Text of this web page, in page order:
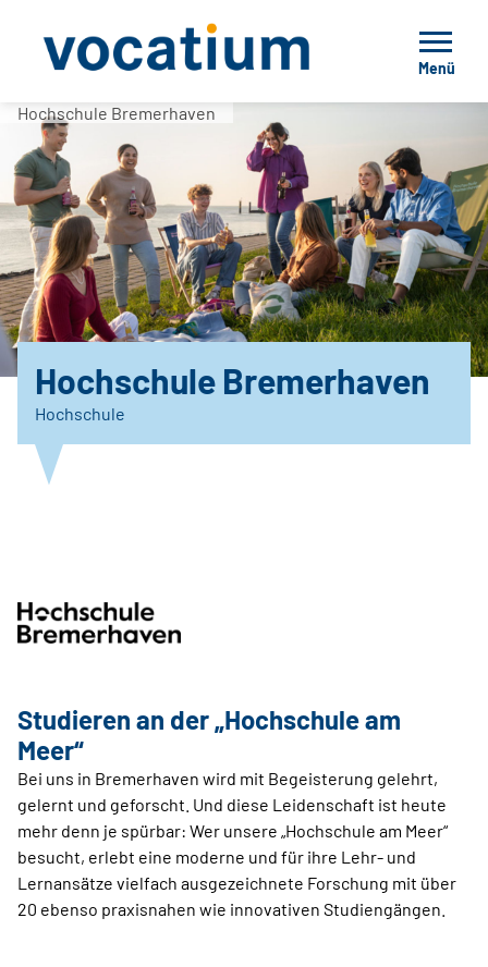
Menü
Hochschule Bremerhaven
Hochschule Bremerhaven
Hochschule
Studieren an der „Hochschule am
Meer“
Bei uns in Bremerhaven wird mit Begeisterung gelehrt,
gelernt und geforscht. Und diese Leidenschaft ist heute
mehr denn je spürbar: Wer unsere „Hochschule am Meer“
besucht, erlebt eine moderne und für ihre Lehr- und
Lernansätze vielfach ausgezeichnete Forschung mit über
20 ebenso praxisnahen wie innovativen Studiengängen.